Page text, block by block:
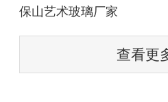
保山艺术玻璃厂家
查看更